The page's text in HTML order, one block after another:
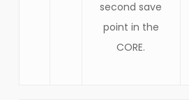
second save
point in the
CORE.